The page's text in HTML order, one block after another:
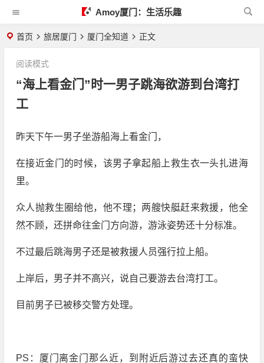
Amoy厦门：生活乐趣
首页 旅居厦门 厦门全知道 正文
“海上看金门”时一男子跳海欲游到台湾打
工
阅读模式
昨天下午一男子坐游船海上看金门，
在接近金门的时候，该男子拿起船上救生衣一头扎进海
里。
众人抛救生圈给他，他不理；两艘快艇赶来救援，他全
然不顾，还拼命往金门方向游，游泳姿势还十分标准。
不过最后跳海男子还是被救援人员强行拉上船。
上岸后，男子并不高兴，说自己要游去台湾打工。
目前男子已被移交警方处理。
PS：厦门离金门那么近，到附近后游过去还真的蛮快